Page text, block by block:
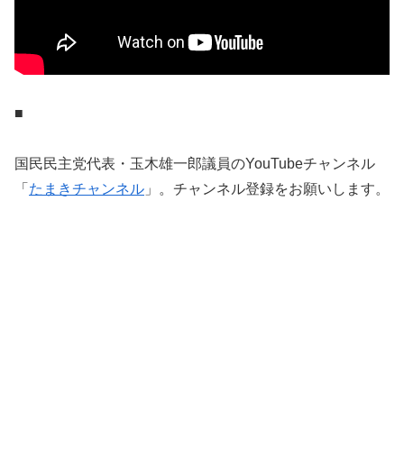
■
国民民主党代表・玉木雄一郎議員のYouTubeチャンネル
「 たまきチャンネル 」。チャンネル登録をお願いします。